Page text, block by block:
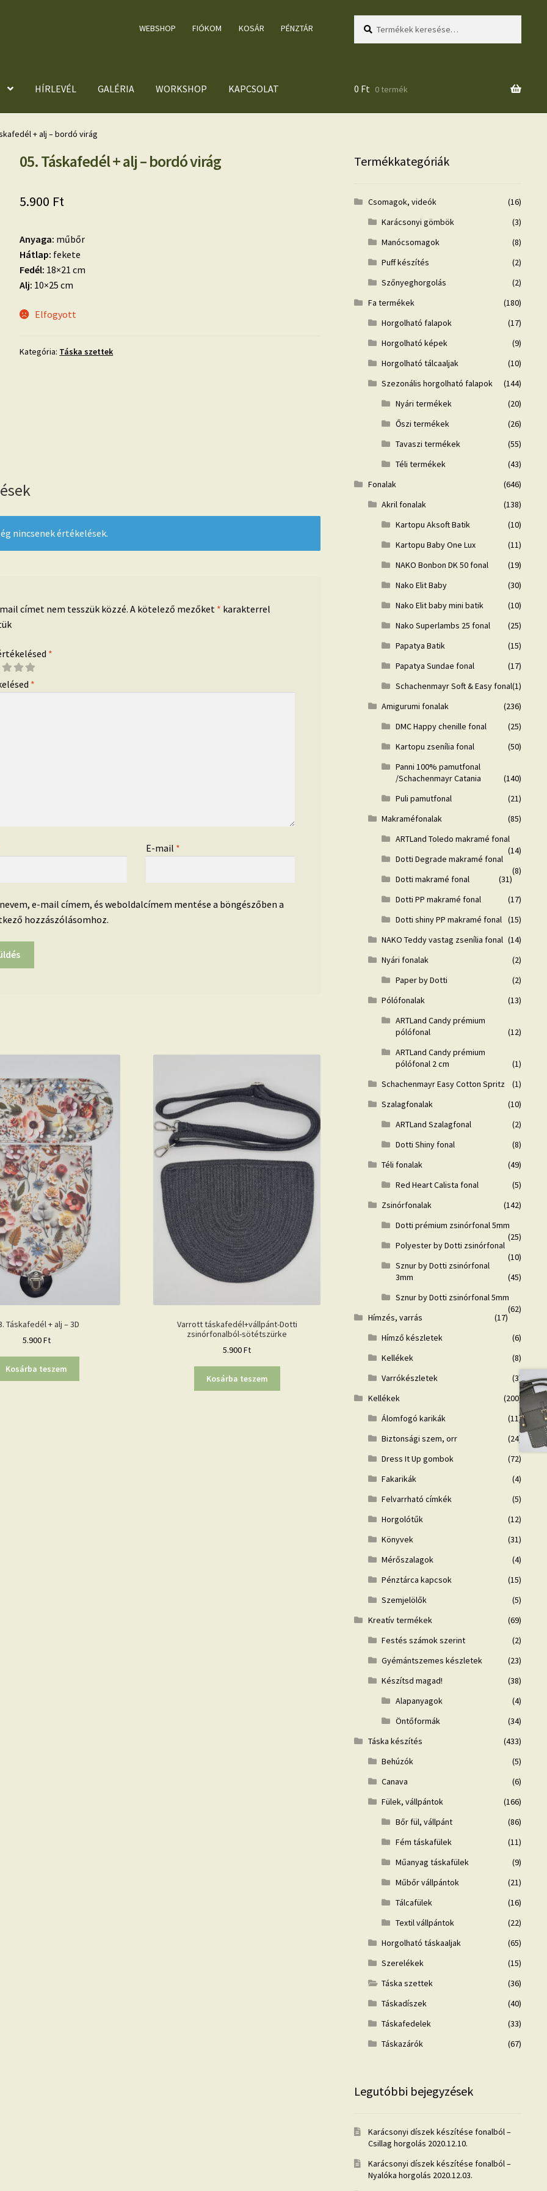
WEBSHOP FIÓKOM KOSÁR PÉNZTÁR
HÍRLEVÉL GALÉRIA WORKSHOP KAPCSOLAT 0 Ft 0 termék
+ alj – bordó virág
05. Táskafedél + alj – bordó virág
5.900 Ft
Anyaga: műbőr
Hátlap: fekete
Fedél: 18×21 cm
Alj: 10×25 cm
Elfogyott
Kategória: Táska szettek
nincsenek értékelések.
címet nem tesszük közzé. A kötelező mezőket * karakterrel
*
*
E-mail *
e-mail címem, és weboldalcímem mentése a böngészőben a
hozzászólásomhoz.
Táskafedél + alj – 3D
5.900Ft
Kosárba teszem
Varrott táskafedél+vállpánt-Dotti
zsinórfonalból-sötétszürke
5.900Ft
Kosárba teszem
Termékkategóriák
Csomagok, videók
(16)
Karácsonyi gömbök
(3)
Manócsomagok
(8)
Puff készítés
(2)
Szőnyeghorgolás
(2)
Fa termékek
(180)
Horgolható falapok
(17)
Horgolható képek
(9)
Horgolható tálcaaljak
(10)
Szezonális horgolható falapok
(144)
Nyári termékek
(20)
Őszi termékek
(26)
Tavaszi termékek
(55)
Téli termékek
(43)
Fonalak
(646)
Akril fonalak
(138)
Kartopu Aksoft Batik
(10)
Kartopu Baby One Lux
(11)
NAKO Bonbon DK 50 fonal
(19)
Nako Elit Baby
(30)
Nako Elit baby mini batik
(10)
Nako Superlambs 25 fonal
(25)
Papatya Batik
(15)
Papatya Sundae fonal
(17)
Schachenmayr Soft & Easy fonal(1)
Amigurumi fonalak
(236)
DMC Happy chenille fonal
(25)
Kartopu zsenília fonal
(50)
Panni 100% pamutfonal
/Schachenmayr Catania
(140)
Puli pamutfonal
(21)
Makraméfonalak
(85)
ARTLand Toledo makramé fonal
(14)
Dotti Degrade makramé fonal
(8)
Dotti makramé fonal
(31)
Dotti PP makramé fonal
(17)
Dotti shiny PP makramé fonal (15)
NAKO Teddy vastag zsenília fonal (14)
Nyári fonalak
(2)
Paper by Dotti
(2)
Pólófonalak
(13)
ARTLand Candy prémium
pólófonal
(12)
ARTLand Candy prémium
pólófonal 2 cm
(1)
Schachenmayr Easy Cotton Spritz
(1)
Szalagfonalak
(10)
ARTLand Szalagfonal
(2)
Dotti Shiny fonal
(8)
Téli fonalak
(49)
Red Heart Calista fonal
(5)
Zsinórfonalak
(142)
Dotti prémium zsinórfonal 5mm
(25)
Polyester by Dotti zsinórfonal
(10)
Sznur by Dotti zsinórfonal
3mm
(45)
Sznur by Dotti zsinórfonal 5mm
(62)
Hímzés, varrás
(17)
Hímző készletek
(6)
Kellékek
(8)
Varrókészletek
(3)
Kellékek
(200)
Álomfogó karikák
(11)
Biztonsági szem, orr
(24)
Dress It Up gombok
(72)
Fakarikák
(4)
Felvarrható címkék
(5)
Horgolótűk
(12)
Könyvek
(31)
Mérőszalagok
(4)
Pénztárca kapcsok
(15)
Szemjelölők
(5)
Kreatív termékek
(69)
Festés számok szerint
(2)
Gyémántszemes készletek
(23)
Készítsd magad!
(38)
Alapanyagok
(4)
Öntőformák
(34)
Táska készítés
(433)
Behúzók
(5)
Canava
(6)
Fülek, vállpántok
(166)
Bőr fül, vállpánt
(86)
Fém táskafülek
(11)
Műanyag táskafülek
(9)
Műbőr vállpántok
(21)
Tálcafülek
(16)
Textil vállpántok
(22)
Horgolható táskaaljak
(65)
Szerelékek
(15)
Táska szettek
(36)
Táskadíszek
(40)
Táskafedelek
(33)
Táskazárók
(67)
Legutóbbi bejegyzések
Karácsonyi díszek készítése fonalból –
Csillag horgolás 2020.12.10.
Karácsonyi díszek készítése fonalból –
Nyalóka horgolás 2020.12.03.